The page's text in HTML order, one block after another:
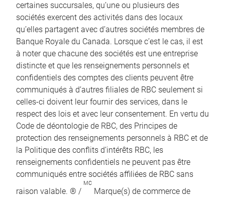
certaines succursales, qu’une ou plusieurs des
sociétés exercent des activités dans des locaux
qu’elles partagent avec d’autres sociétés membres de
Banque Royale du Canada. Lorsque c’est le cas, il est
à noter que chacune des sociétés est une entreprise
distincte et que les renseignements personnels et
confidentiels des comptes des clients peuvent être
communiqués à d’autres filiales de RBC seulement si
celles-ci doivent leur fournir des services, dans le
respect des lois et avec leur consentement. En vertu du
Code de déontologie de RBC, des Principes de
protection des renseignements personnels à RBC et de
la Politique des conflits d’intérêts RBC, les
renseignements confidentiels ne peuvent pas être
communiqués entre sociétés affiliées de RBC sans
raison valable. ® /
MC
Marque(s) de commerce de